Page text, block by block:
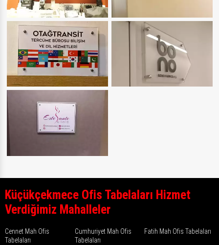
Küçükçekmece Ofis Tabelaları Hizmet
Verdiğimiz Mahalleler
Cennet Mah Ofis
Tabelaları
Cumhuriyet Mah Ofis
Tabelaları
Fatih Mah Ofis Tabelaları